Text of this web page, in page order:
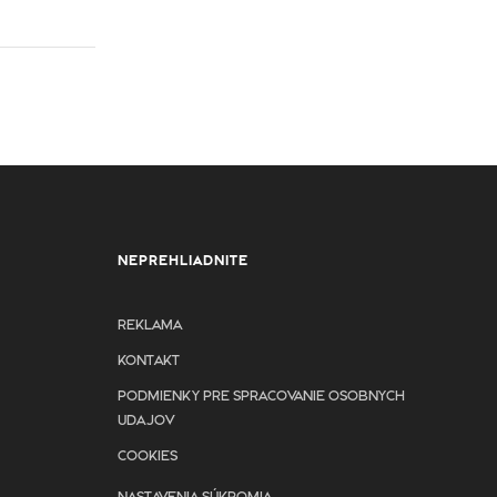
NEPREHLIADNITE
REKLAMA
KONTAKT
PODMIENKY PRE SPRACOVANIE OSOBNYCH
UDAJOV
COOKIES